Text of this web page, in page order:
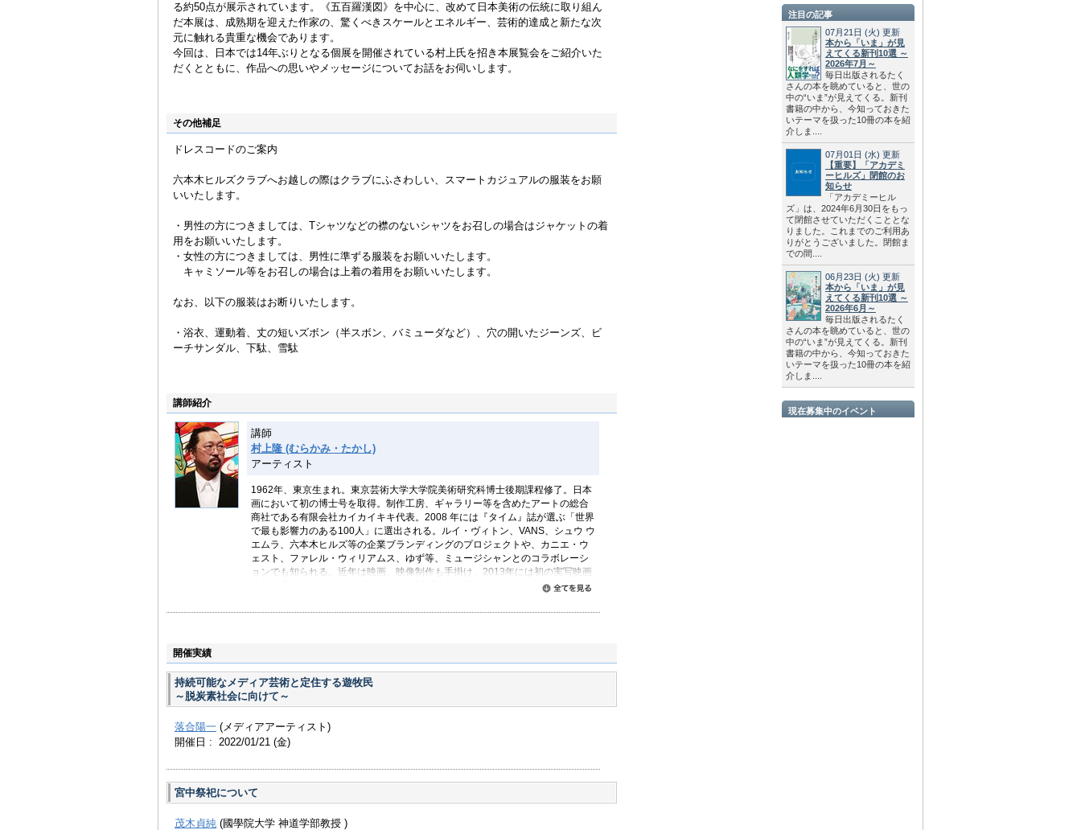
る約50点が展示されています。《五百羅漢図》を中心に、改めて日本美術の伝統に取り組ん
だ本展は、成熟期を迎えた作家の、驚くべきスケールとエネルギー、芸術的達成と新たな次
元に触れる貴重な機会であります。
今回は、日本では14年ぶりとなる個展を開催されている村上氏を招き本展覧会をご紹介いた
だくとともに、作品への思いやメッセージについてお話をお伺いします。
その他補足
ドレスコードのご案内
六本木ヒルズクラブへお越しの際はクラブにふさわしい、スマートカジュアルの服装をお願
いいたします。
・男性の方につきましては、Tシャツなどの襟のないシャツをお召しの場合はジャケットの着
用をお願いいたします。
・女性の方につきましては、男性に準ずる服装をお願いいたします。
キャミソール等をお召しの場合は上着の着用をお願いいたします。
なお、以下の服装はお断りいたします。
・浴衣、運動着、丈の短いズボン（半スボン、バミューダなど）、穴の開いたジーンズ、ビ
ーチサンダル、下駄、雪駄
講師紹介
講師
村上隆 (むらかみ・たかし)
アーティスト
1962年、東京生まれ。東京芸術大学大学院美術研究科博士後期課程修了。日本
画において初の博士号を取得。制作工房、ギャラリー等を含めたアートの総合
商社である有限会社カイカイキキ代表。2008 年には『タイム』誌が選ぶ「世界
で最も影響力のある100人」に選出される。ルイ・ヴィトン、VANS、シュウ ウ
エムラ、六本木ヒルズ等の企業ブランディングのプロジェクトや、カニエ・ウ
ェスト、ファレル・ウィリアムス、ゆず等、ミュージシャンとのコラボレーシ
ョンでも知られる。近年は映画、映像制作も手掛け、2013年には初の実写映画
監督作品「めめめのくらげ」を公開。2016年にはTVアニメシリーズ 「6HP」
撮影：Okazumi Chika
開催実績
持続可能なメディア芸術と定住する遊牧民
～脱炭素社会に向けて～
落合陽一 (メディアアーティスト)
開催日 : 2022/01/21 (金)
宮中祭祀について
茂木貞純 (國學院大学 神道学部教授 )
注目の記事
07月21日 (火) 更新
本から「いま」が見
えてくる新刊10選 ～
2026年7月～
毎日出版されるたく
さんの本を眺めていると、世の
中の“いま”が見えてくる。新刊
書籍の中から、今知っておきた
いテーマを扱った10冊の本を紹
介しま....
07月01日 (水) 更新
【重要】「アカデミ
ーヒルズ」閉館のお
知らせ
「アカデミーヒル
ズ」は、2024年6月30日をもっ
て閉館させていただくこととな
りました。これまでのご利用あ
りがとうございました。閉館ま
での間....
06月23日 (火) 更新
本から「いま」が見
えてくる新刊10選 ～
2026年6月～
毎日出版されるたく
さんの本を眺めていると、世の
中の“いま”が見えてくる。新刊
書籍の中から、今知っておきた
いテーマを扱った10冊の本を紹
介しま....
現在募集中のイベント